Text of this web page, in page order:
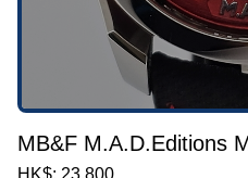
MB&F M.A.D.Editions
HK$: 23,800